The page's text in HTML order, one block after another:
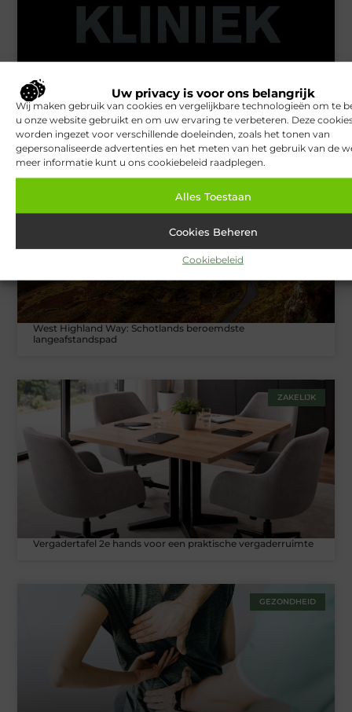
Uw privacy is voor ons belangrijk
Wij maken gebruik van cookies en vergelijkbare technologieën om te
u onze website gebruikt en om uw ervaring te verbeteren. Deze
worden ingezet voor verschillende doeleinden, zoals het tonen van
gepersonaliseerde advertenties en het meten van het gebruik van de
meer informatie kunt u ons cookiebeleid raadplegen.
Alles Toestaan
Cookies Beheren
Cookiebeleid
Van Lennep Kliniek: Expertise en esthetiek in perfecte balans
West Highland Way: Schotlands beroemdste
langeafstandspad
ZAKELIJK
Vergadertafel 2e hands voor een praktische vergaderruimte
GEZONDHEID